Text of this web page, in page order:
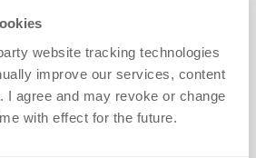
website tracking technologies
improve our services, content
I agree and may revoke or change
with effect for the future.
scoperto dekoGraphics?